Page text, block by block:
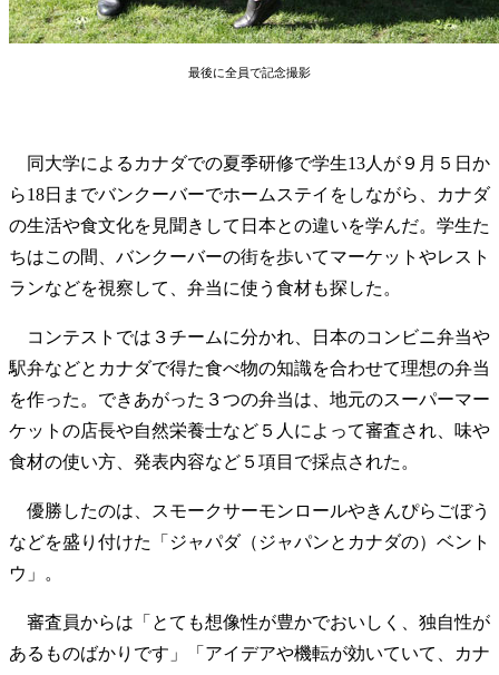
最後に全員で記念撮影
同大学によるカナダでの夏季研修で学生13人が９月５日か
ら18日までバンクーバーでホームステイをしながら、カナダ
の生活や食文化を見聞きして日本との違いを学んだ。学生た
ちはこの間、バンクーバーの街を歩いてマーケットやレスト
ランなどを視察して、弁当に使う食材も探した。
コンテストでは３チームに分かれ、日本のコンビニ弁当や
駅弁などとカナダで得た食べ物の知識を合わせて理想の弁当
を作った。できあがった３つの弁当は、地元のスーパーマー
ケットの店長や自然栄養士など５人によって審査され、味や
食材の使い方、発表内容など５項目で採点された。
優勝したのは、スモークサーモンロールやきんぴらごぼう
などを盛り付けた「ジャパダ（ジャパンとカナダの）ベント
ウ」。
審査員からは「とても想像性が豊かでおいしく、独自性が
あるものばかりです」「アイデアや機転が効いていて、カナ